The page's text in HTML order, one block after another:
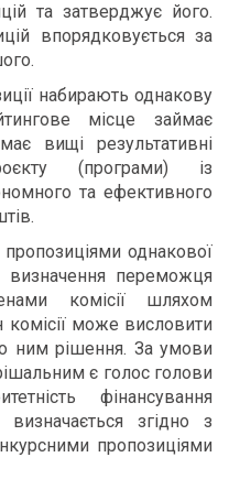
та затверджує його.
впорядковується за
набирають однакову
місце займає
вищі результативні
(програми) із
та ефективного
однакової
визначення переможця
комісії шляхом
комісії може висловити
ним рішення. За умови
є голос голови
фінансування
визначається згідно з
пропозиціями